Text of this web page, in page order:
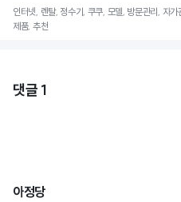
인터넷, 렌탈, 정수기, 쿠쿠, 모델, 방문관리, 자
제품, 추천
댓글 1
아정당